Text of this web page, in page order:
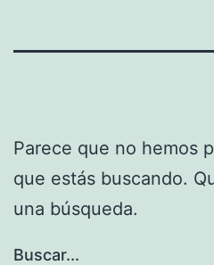
Parece que no hemos
que estás buscando.
una búsqueda.
Buscar...